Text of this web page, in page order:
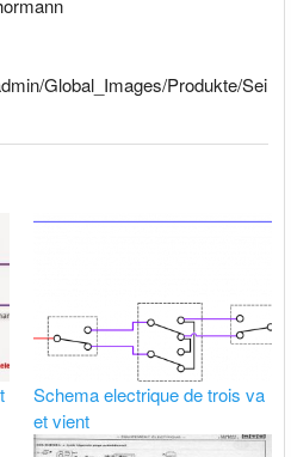
Global_Images/Produkte/Sei
Schema electrique de trois va
et vient